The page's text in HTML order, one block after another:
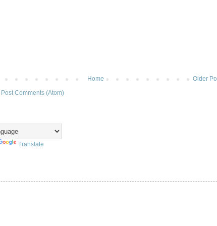
Older
Home
Post Comments (Atom)
Translate